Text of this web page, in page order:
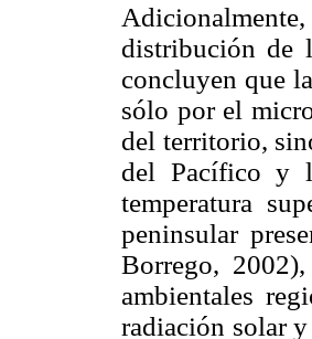
distribución de
concluyen que
sólo por el
del territorio,
del Pacífico y
temperatura
peninsular
Borrego,
ambientales
radiación solar